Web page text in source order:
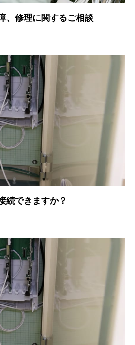
、修理に関するご相談
続できますか？